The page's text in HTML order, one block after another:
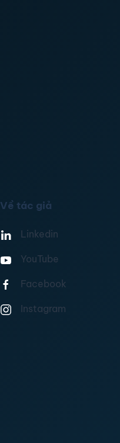
Về tác giả
Linkedin
YouTube
Facebook
Instagram